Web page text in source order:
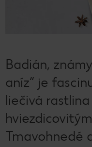
Badián,
aníz“ je
liečivá
Tmavohnedé